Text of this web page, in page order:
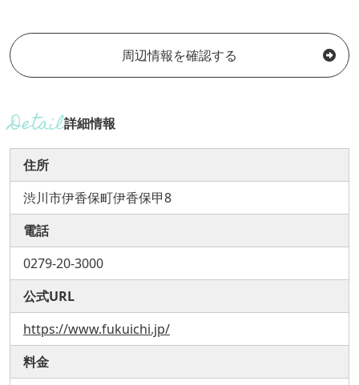
周辺情報を確認する
詳細情報
住所
渋川市伊香保町伊香保甲8
電話
0279-20-3000
公式URL
https://www.fukuichi.jp/
料金